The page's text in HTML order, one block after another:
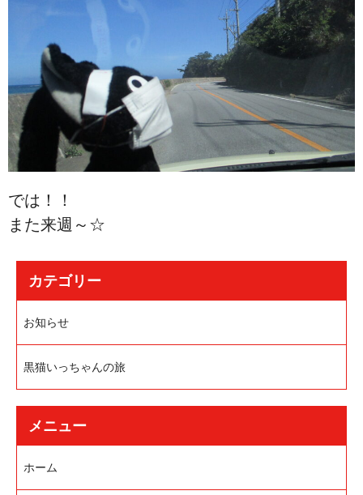
では！！
また来週～☆
カテゴリー
お知らせ
黒猫いっちゃんの旅
メニュー
ホーム